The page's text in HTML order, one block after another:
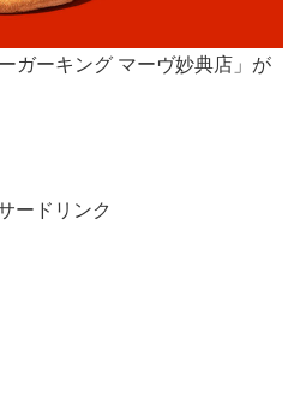
ガーキング マーヴ妙典店」が
ードリンク